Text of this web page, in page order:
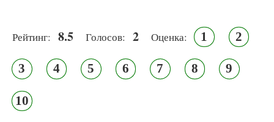
Рейтинг: 8.5 Голосов: 2 Оценка: 1 2
3 4 5 6 7 8 9
10